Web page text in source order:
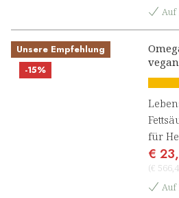
Auf
Unsere Empfehlung
-15%
für
[1, 2]
€
(€
Auf